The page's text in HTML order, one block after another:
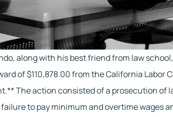
along with his best friend from law
of $110,878.00 from the California Labor
The action consisted of a prosecution of
to pay minimum and overtime wages